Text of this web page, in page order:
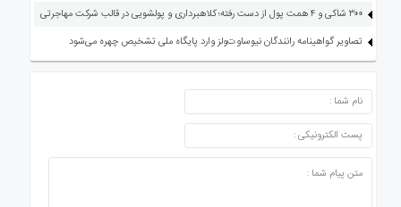
۳۰۰ شاکی و ۴ همت پول از دست رفته؛ کلاهبرداری و پولشویی در قالب شرکت مهاجرتی
تصاویر گواهینامه رانندگان نیوساوت‌ولز وارد پایگاه ملی تشخیص چهره می‌شود
ارسال دیدگاه